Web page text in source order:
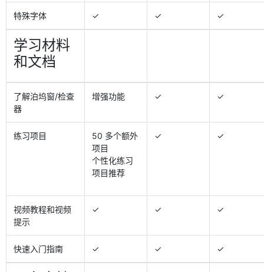
特殊字体 ✓ ✓ ✓
学习材料
和文档
了解泊坞窗/检查
器
增强功能 ✓ ✓
练习项目
50 多个额外
项目
个性化练习
项目推荐
✓ ✓
视频教程和视频
提示
✓ ✓ ✓
快速入门指南 ✓ ✓ ✓